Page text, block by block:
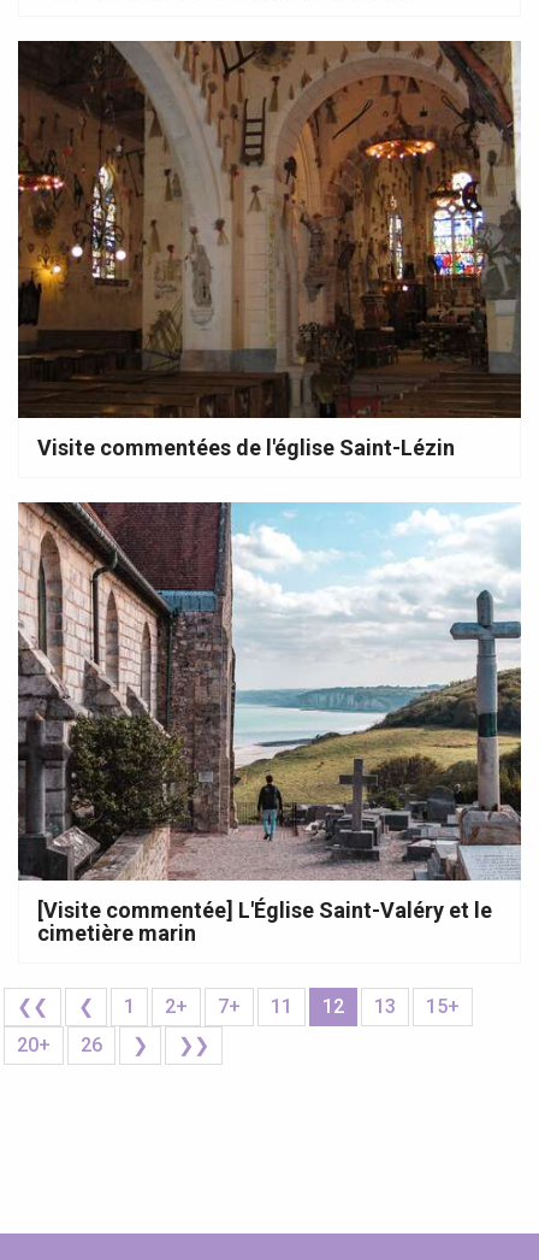
Visite commentées de l'église Saint-Lézin
[Visite commentée] L'Église Saint-Valéry et le
cimetière marin
❮❮ ❮ 1 2+ 7+ 11 12 13
15+
20+
26 ❯ ❯❯